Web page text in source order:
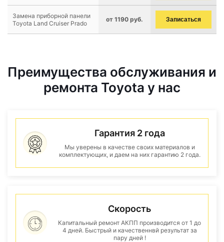
Замена приборной панели
Toyota Land Cruiser Prado
от 1190 руб. Записаться
Преимущества обслуживания и
ремонта Toyota у нас
Гарантия 2 года
Мы уверены в качестве своих материалов и
комплектующих, и даем на них гарантию 2 года.
Скорость
Капитальный ремонт АКПП производится от 1 до
4 дней. Быстрый и качественнвй результат за
пару дней !